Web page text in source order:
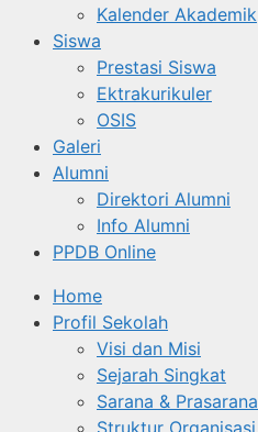
Kalender Akademik
Siswa
Prestasi Siswa
Ektrakurikuler
OSIS
Galeri
Alumni
Direktori Alumni
Info Alumni
PPDB Online
Home
Profil Sekolah
Visi dan Misi
Sejarah Singkat
Sarana & Prasarana
Struktur Organisasi